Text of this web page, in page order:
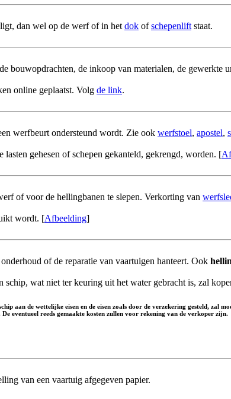
dan wel op de werf of in het dok ofschepenlift staat.
bouwopdrachten, de inkoop van materialen, de gewerkte
online geplaatst. Volg de link.
werfbeurt ondersteund wordt. Zie ook werfstoel, apostel,
gehesen of schepen gekanteld, gekrengd, worden. [
of voor de hellingbanen te slepen. Verkorting van
wordt. [Afbeelding]
of de reparatie van vaartuigen hanteert. Ook
schip, wat niet ter keuring uit het water gebracht is, zal
aan de wettelijke eisen en de eisen zoals door de verzekering gesteld, zal
eventueel reeds gemaakte kosten zullen voor rekening van de verkoper zijn.
van een vaartuig afgegeven papier.